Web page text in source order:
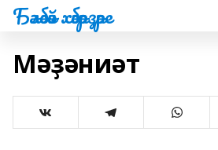
Бәләбәй хәбәрҙәре
Мәҙәниәт